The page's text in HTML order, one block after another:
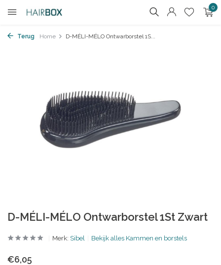
0
Terug Home D-MÉLI-MÉLO Ontwarborstel 1S...
D-MÉLI-MÉLO Ontwarborstel 1St Zwart
Merk: Sibel Bekijk alles Kammen en borstels
€6,05